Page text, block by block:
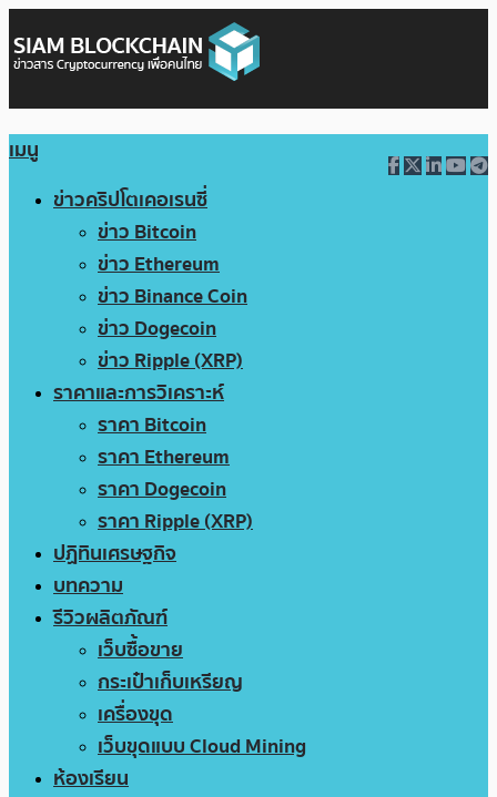
เมนู
ข่าวคริปโตเคอเรนซี่
ข่าว Bitcoin
ข่าว Ethereum
ข่าว Binance Coin
ข่าว Dogecoin
ข่าว Ripple (XRP)
ราคาและการวิเคราะห์
ราคา Bitcoin
ราคา Ethereum
ราคา Dogecoin
ราคา Ripple (XRP)
ปฏิทินเศรษฐกิจ
บทความ
รีวิวผลิตภัณฑ์
เว็บซื้อขาย
กระเป๋าเก็บเหรียญ
เครื่องขุด
เว็บขุดแบบ Cloud Mining
ห้องเรียน